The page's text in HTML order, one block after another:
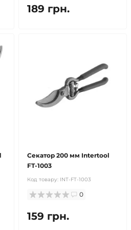
189 грн.
Секатор 200 мм Intertool
FT-1003
Код товару: INT-FT-1003
0
159 грн.